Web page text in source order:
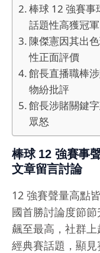
棒球 12 強賽事
話題性高獲冠軍
陳傑憲因其出
性正面評價
館長直播職棒
物紛批評
館長涉賭關鍵
眾怒
棒球 12 強賽事
文章留言討論
12 強賽聲量高點
國首勝討論度節
飆至最高，社群
經典賽話題，顯